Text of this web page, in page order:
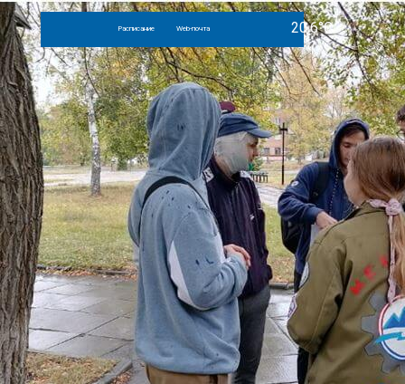
Расписание Web-почта